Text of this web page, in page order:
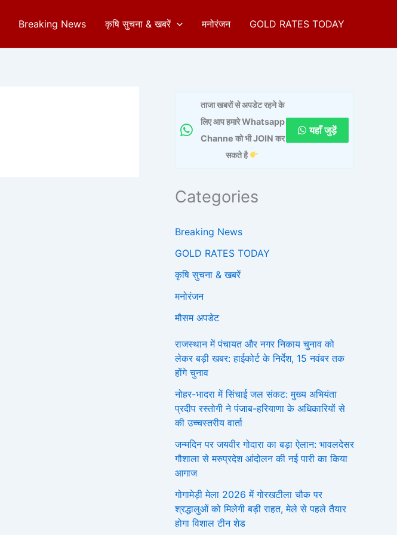
Breaking News कृषि सुचना & खबरें मनोरंजन GOLD RATES TODAY
ताजा खबरों से अपडेट रहने के
लिए आप हमारे Whatsapp
Channe को भी JOIN कर
सकते है
यहाँ जुड़ें
Categories
Breaking News
GOLD RATES TODAY
कृषि सुचना & खबरें
मनोरंजन
मौसम अपडेट
राजस्थान में पंचायत और नगर निकाय चुनाव को
लेकर बड़ी खबर: हाईकोर्ट के निर्देश, 15 नवंबर तक
होंगे चुनाव
नोहर-भादरा में सिंचाई जल संकट: मुख्य अभियंता
प्रदीप रस्तोगी ने पंजाब-हरियाणा के अधिकारियों से
की उच्चस्तरीय वार्ता
जन्मदिन पर जयवीर गोदारा का बड़ा ऐलान: भावलदेसर
गौशाला से मरुप्रदेश आंदोलन की नई पारी का किया
आगाज
गोगामेड़ी मेला 2026 में गोरखटीला चौक पर
श्रद्धालुओं को मिलेगी बड़ी राहत, मेले से पहले तैयार
होगा विशाल टीन शेड